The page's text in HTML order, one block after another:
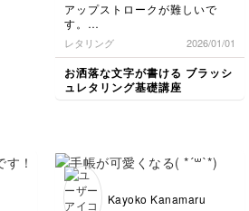
アップストロークが難しいで
す。
太くなっちゃう…。
レタリング 2026/01/01
お洒落な文字が書ける ブラッシ
ュレタリング基礎講座
Kayoko Kanamaru